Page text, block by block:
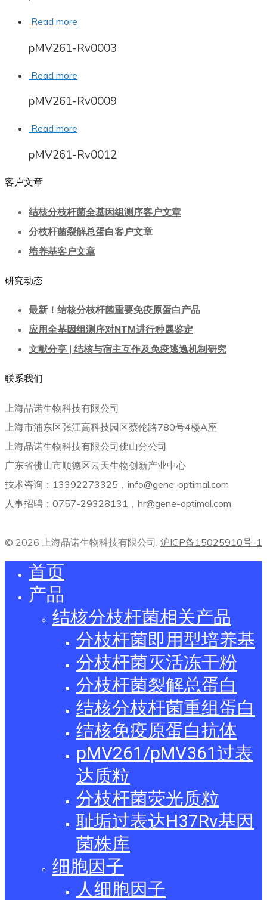
Read more
pMV261-Rv0003
Read more
pMV261-Rv0009
Read more
pMV261-Rv0012
客户文章
结核分枝杆菌全基因组测序客户文章
分枝杆菌裂解总蛋白客户文章
培养基客户文章
研究动态
最新！结核分枝杆菌重要免疫原蛋白产品
应用全基因组测序对NTM进行种属鉴定
文献分享 | 结核与宿主互作及免疫逃逸机制研究
联系我们
上海晶诺生物科技有限公司
上海市浦东区张江高科技园区蔡伦路780号4楼A座
上海晶诺生物科技有限公司佛山分公司
广东省佛山市顺德区云天生物创新产业中心
技术咨询：13392273325，info@gene-optimal.com
人事招聘：0757-29328131，hr@gene-optimal.com
© 2026 上海晶诺生物科技有限公司. 沪ICP备15025910号-1
首页
产品
结核分枝杆菌相关产品
分枝杆菌即用型培养基
分枝杆菌灭活冻干粉
分枝杆菌裂解总蛋白
结核分枝杆菌重组蛋白
结核免疫原蛋白抗体
pMV261/pMV361过表
达质粒
分枝杆菌荧光质粒
耻垢过表达H37Rv基因
菌株库
细胞因子
人细胞因子